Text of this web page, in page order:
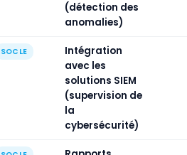
(détection des
anomalies)
SOCLE
Intégration
avec les
solutions SIEM
(supervision de
la
cybersécurité)